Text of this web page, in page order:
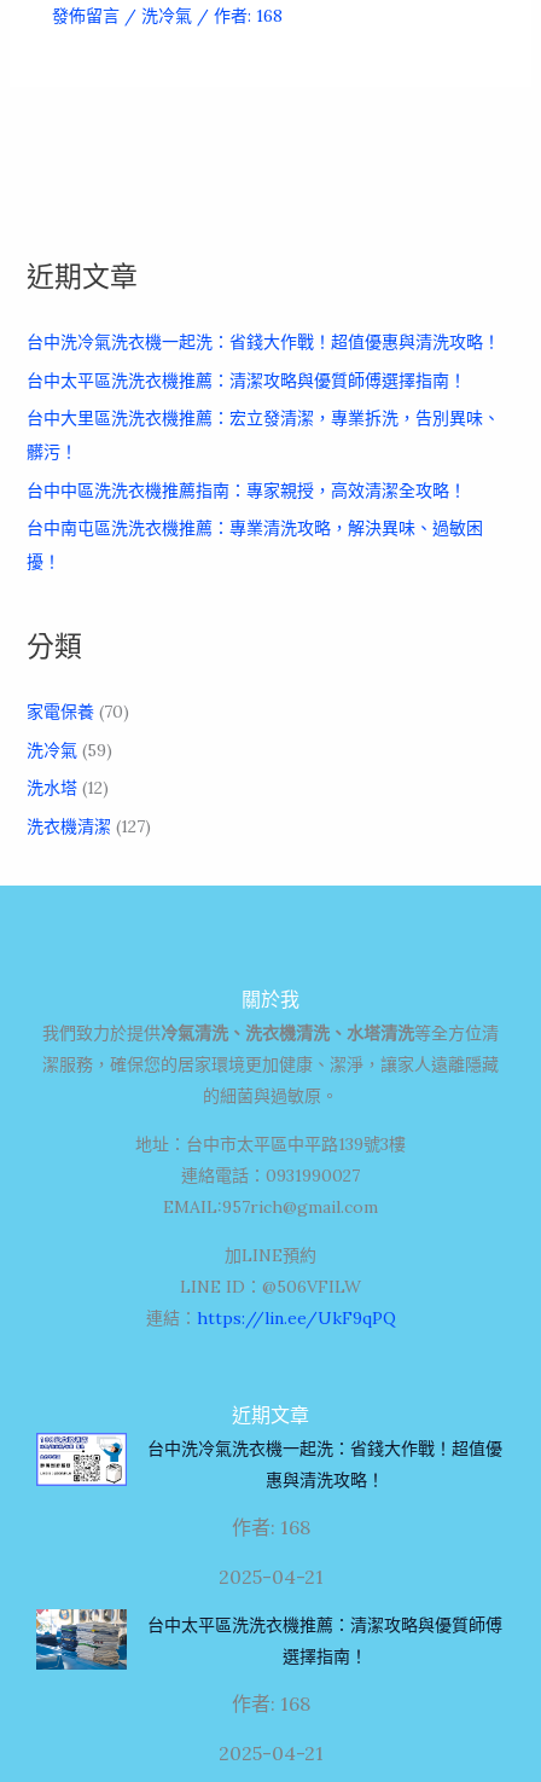
發佈留言 / 洗冷氣/ 作者: 168
近期文章
台中洗冷氣洗衣機一起洗：省錢大作戰！超值優惠與清洗攻略！
台中太平區洗洗衣機推薦：清潔攻略與優質師傅選擇指南！
台中大里區洗洗衣機推薦：宏立發清潔，專業拆洗，告別異味、
髒污！
台中中區洗洗衣機推薦指南：專家親授，高效清潔全攻略！
台中南屯區洗洗衣機推薦：專業清洗攻略，解決異味、過敏困
擾！
分類
家電保養(70)
洗冷氣(59)
洗水塔(12)
洗衣機清潔 (127)
關於我
我們致力於提供冷氣清洗、洗衣機清洗、水塔清洗等全方位清
潔服務，確保您的居家環境更加健康、潔淨，讓家人遠離隱藏
的細菌與過敏原。
地址：台中市太平區中平路139號3樓
連絡電話：0931990027
EMAIL:957rich@gmail.com
加LINE預約
LINE ID：@506VFILW
連結： https://lin.ee/UkF9qPQ
近期文章
台中洗冷氣洗衣機一起洗：省錢大作戰！超值優
惠與清洗攻略！
作者: 168
2025-04-21
台中太平區洗洗衣機推薦：清潔攻略與優質師傅
選擇指南！
作者: 168
2025-04-21